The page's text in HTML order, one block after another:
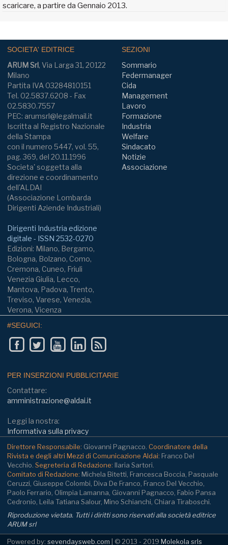
scaricare, a partire da Gennaio 2013.
SOCIETA' EDITRICE
ARUM Srl, Via Larga 31, 20122
Milano
Partita IVA 03284810151
Tel. 02.5837.6208 - Fax
02.5830.7557
PEC: arumsrl@legalmail.it
Iscritta al Registro Nazionale
della Stampa
con il numero 5447, vol. 55,
pag. 369, del 20.11.1996
Societa' soggetta alla
direzione e coordinamento
dell'ALDAI
(Associazione Lombarda
Dirigenti Aziende Industriali)
Dirigenti Industria edizione
digitale - ISSN 2532-0270
Edizioni: Milano, Bergamo,
Bologna, Bolzano, Como,
Cremona, Cuneo, Friuli
Venezia Giulia, Lecco,
Mantova, Padova, Trento,
Treviso, Varese, Venezia,
Verona, Vicenza
SEZIONI
Sommario
Federmanager
Cida
Management
Lavoro
Formazione
Industria
Welfare
Sindacato
Notizie
Associazione
#SEGUICI:
PER INSERZIONI PUBBLICITARIE
Contattare:
amministrazione@aldai.it
Leggi la nostra:
Informativa sulla privacy
Direttore Responsabile: Giovanni Pagnacco. Coordinatore della
Rivista e degli altri Mezzi di Comunicazione Aldai: Franco Del
Vecchio. Segreteria di Redazione: Ilaria Sartori.
Comitato di Redazione: Michela Bitetti, Francesca Boccia, Pasquale
Ceruzzi, Giuseppe Colombi, Diva De Franco, Franco Del Vecchio,
Paolo Ferrario, Olimpia Lamanna, Giovanni Pagnacco, Fabio Pansa
Cedronio, Leila Tatiana Salour, Mino Schianchi, Chiara Tiraboschi.
Riproduzione vietata. Tutti i diritti sono riservati alla società editrice
ARUM srl
Powered by: sevendaysweb.com | © 2013 - 2019 Molekola srls